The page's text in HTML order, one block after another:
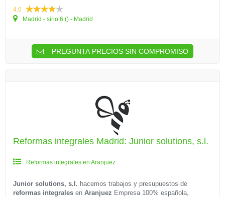
4.0
Madrid - sirio,6 () - Madrid
PREGUNTA PRECIOS SIN COMPROMISO
Reformas integrales Madrid: Junior solutions, s.l.
Reformas integrales en Aranjuez
Junior solutions, s.l. hacemos trabajos y presupuestos de
reformas integrales en Aranjuez Empresa 100% española,